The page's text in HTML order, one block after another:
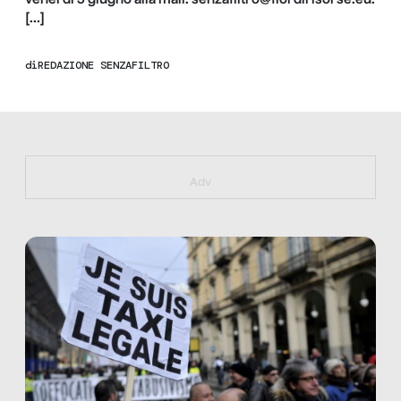
[…]
diREDAZIONE SENZAFILTRO
https://bit.ly/muster_aggiornamento
Adv